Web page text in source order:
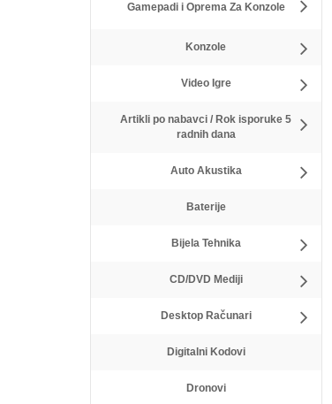
Gamepadi i Oprema Za Konzole
Konzole
Video Igre
Artikli po nabavci / Rok isporuke 5
radnih dana
Auto Akustika
Baterije
Bijela Tehnika
CD/DVD Mediji
Desktop Računari
Digitalni Kodovi
Dronovi